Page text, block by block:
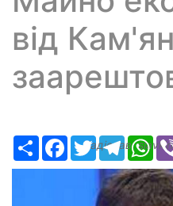
від
РесурсFacebook
Twitter
Надіслав: